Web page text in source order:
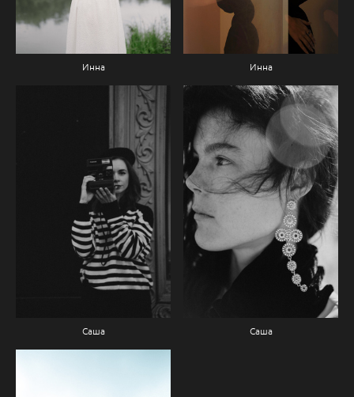
Инна Инна
Саша Саша